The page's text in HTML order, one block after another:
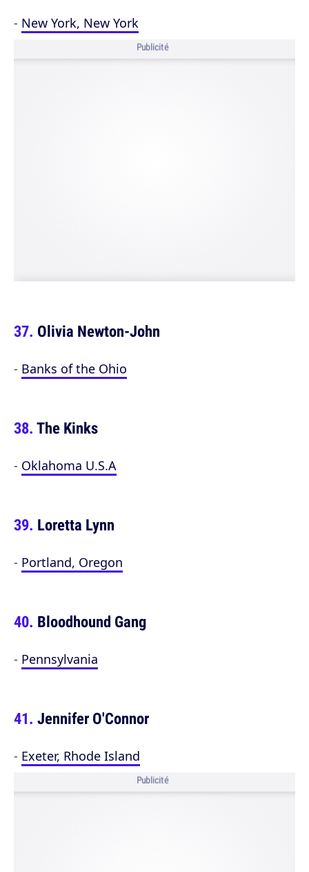
- New York, New York
Publicité
Olivia Newton-John
- Banks of the Ohio
The Kinks
- Oklahoma U.S.A
Loretta Lynn
- Portland, Oregon
Bloodhound Gang
- Pennsylvania
Jennifer O'Connor
- Exeter, Rhode Island
Publicité